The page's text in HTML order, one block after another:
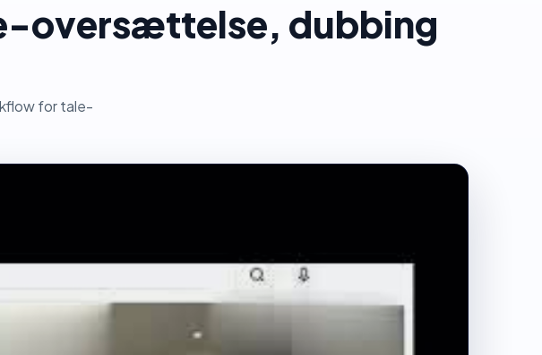
oversættelse, dubbing
for tale-